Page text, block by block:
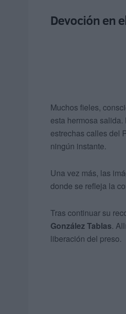
Devoción en
Muchos fieles,
esta hermosa
estrechas calles del
ningún instante.
Una vez más, las
donde se refleja la
Tras continuar su
González Tablas.
liberación del preso.